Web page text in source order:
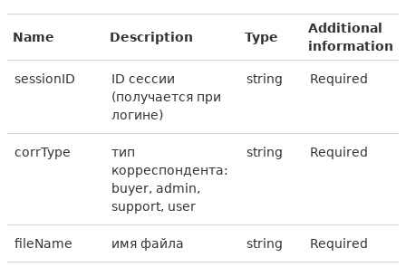
Name Description Type
Additional
information
sessionID
ID сессии
(получается при
логине)
string Required
corrType
тип
корреспондента:
buyer, admin,
support, user
string Required
fileName имя файла string Required